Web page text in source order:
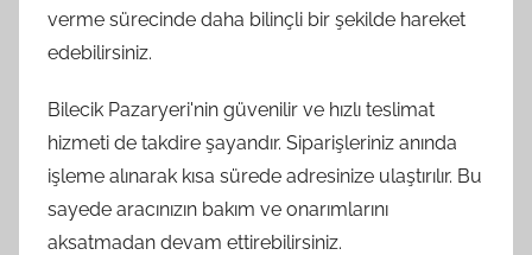
verme sürecinde daha bilinçli bir şekilde hareket
edebilirsiniz.
Bilecik Pazaryeri'nin güvenilir ve hızlı teslimat
hizmeti de takdire şayandır. Siparişleriniz anında
işleme alınarak kısa sürede adresinize ulaştırılır. Bu
sayede aracınızın bakım ve onarımlarını
aksatmadan devam ettirebilirsiniz.